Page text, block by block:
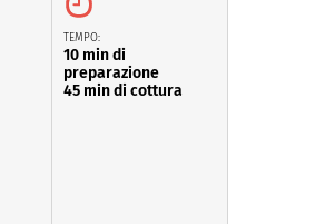
TEMPO:
10 min di
preparazione
45 min di cottura